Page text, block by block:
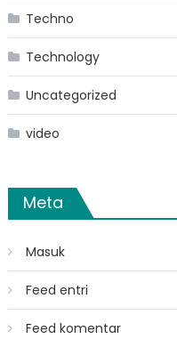
Techno
Technology
Uncategorized
video
Meta
Masuk
Feed entri
Feed komentar